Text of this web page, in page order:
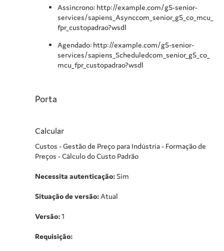
Assíncrono: http://example.com/g5-senior-
services/sapiens_Asynccom_senior_g5_co_mcu_
fpr_custopadrao?wsdl
Agendado: http://example.com/g5-senior-
services/sapiens_Scheduledcom_senior_g5_co_
mcu_fpr_custopadrao?wsdl
Porta
Calcular
Custos - Gestão de Preço para Indústria - Formação de
Preços - Cálculo do Custo Padrão
Necessita autenticação:Sim
Situação de versão:Atual
Versão:1
Requisição: